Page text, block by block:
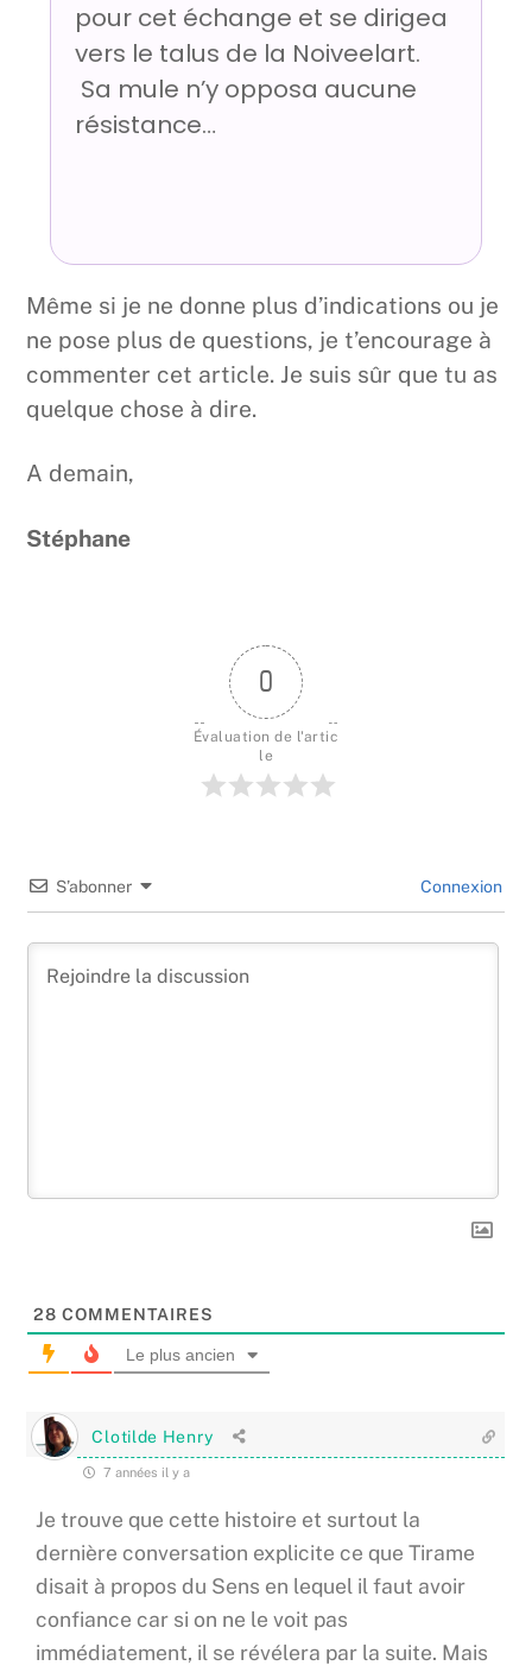
pour cet échange et se dirigea
vers le talus de la Noiveelart.
Sa mule n’y opposa aucune
résistance…
Même si je ne donne plus d’indications ou je
ne pose plus de questions, je t’encourage à
commenter cet article. Je suis sûr que tu as
quelque chose à dire.
A demain,
Stéphane
0
Évaluation de l'artic
le
S’abonner Connexion
28 COMMENTAIRES
Le plus ancien
Clotilde Henry
7 années il y a
Je trouve que cette histoire et surtout la
dernière conversation explicite ce que Tirame
disait à propos du Sens en lequel il faut avoir
confiance car si on ne le voit pas
immédiatement, il se révélera par la suite. Mais